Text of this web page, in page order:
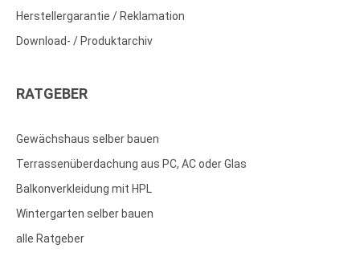
Herstellergarantie / Reklamation
Download- / Produktarchiv
RATGEBER
Gewächshaus selber bauen
Terrassenüberdachung aus PC, AC oder Glas
Balkonverkleidung mit HPL
Wintergarten selber bauen
alle Ratgeber